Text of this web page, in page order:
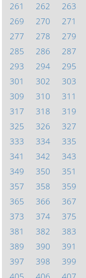
261
262 263
269
270 271
277
278 279
285
286 287
293
294 295
301
302 303
309
310 311
317
318 319
325
326 327
333
334 335
341
342 343
349
350 351
357
358 359
365
366 367
373
374 375
381
382 383
389
390 391
397
398 399